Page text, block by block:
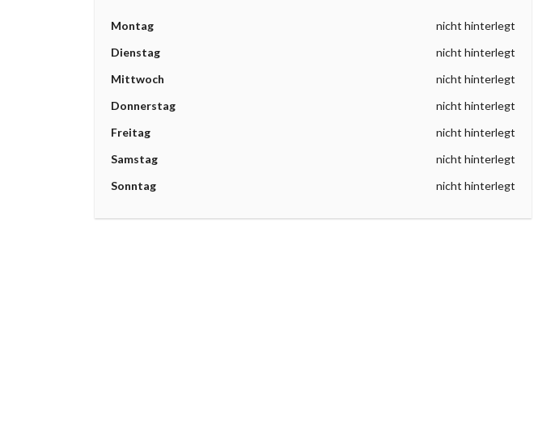
Montag
nicht hinterlegt
Dienstag
nicht hinterlegt
Mittwoch
nicht hinterlegt
Donnerstag
nicht hinterlegt
Freitag
nicht hinterlegt
Samstag
nicht hinterlegt
Sonntag
nicht hinterlegt